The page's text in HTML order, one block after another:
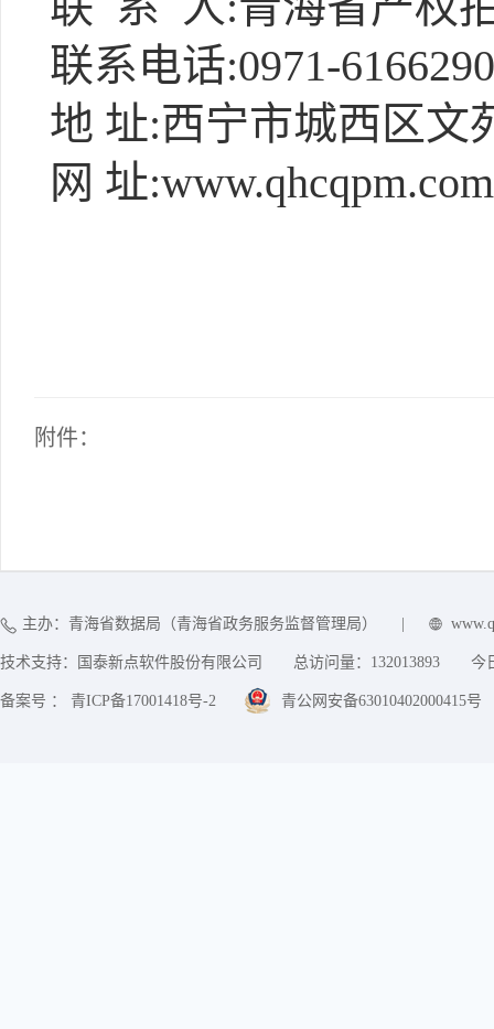
联系电话:0971-6166290
地 址:西宁市城西区文
网 址:www.qhcqpm.com
附件：
主办：青海省数据局（青海省政务服务监督管理局）
技术支持：国泰新点软件股份有限公司 总访问量： 132013893 今
备案号 ： 青ICP备17001418号-2 青公网安备63010402000415号